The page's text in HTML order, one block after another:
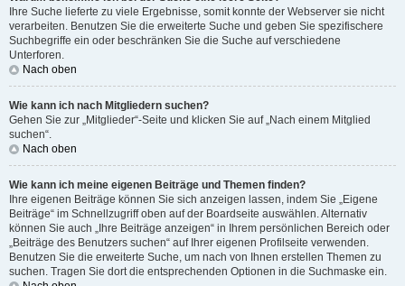
Ihre Suche lieferte zu viele Ergebnisse, somit konnte der Webserver sie nicht
verarbeiten. Benutzen Sie die erweiterte Suche und geben Sie spezifischere
Suchbegriffe ein oder beschränken Sie die Suche auf verschiedene
Unterforen.
Nach oben
Wie kann ich nach Mitgliedern suchen?
Gehen Sie zur „Mitglieder“-Seite und klicken Sie auf „Nach einem Mitglied
suchen“.
Nach oben
Wie kann ich meine eigenen Beiträge und Themen finden?
Ihre eigenen Beiträge können Sie sich anzeigen lassen, indem Sie „Eigene
Beiträge“ im Schnellzugriff oben auf der Boardseite auswählen. Alternativ
können Sie auch „Ihre Beiträge anzeigen“ in Ihrem persönlichen Bereich oder
„Beiträge des Benutzers suchen“ auf Ihrer eigenen Profilseite verwenden.
Benutzen Sie die erweiterte Suche, um nach von Ihnen erstellen Themen zu
suchen. Tragen Sie dort die entsprechenden Optionen in die Suchmaske ein.